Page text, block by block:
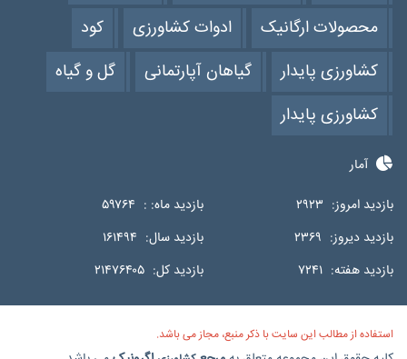
محصولات ارگانیک
ادوات کشاورزی
کود
کشاورزی پایدار
گیاهان آپارتمانی
گل و گیاه
کشاورزی پایدار
آمار
بازدید امروز: ۲۹۲۳ بازدید ماه: : ۵۹۷۶۴
بازدید دیروز: ۲۳۶۹ بازدید سال: ۱۶۱۴۹۴
بازدید هفته: ۷۲۴۱ بازدید کل: ۲۱۴۷۶۴۰۵
استفاده از مطالب این سایت با ذکر منبع، مجاز می باشد.